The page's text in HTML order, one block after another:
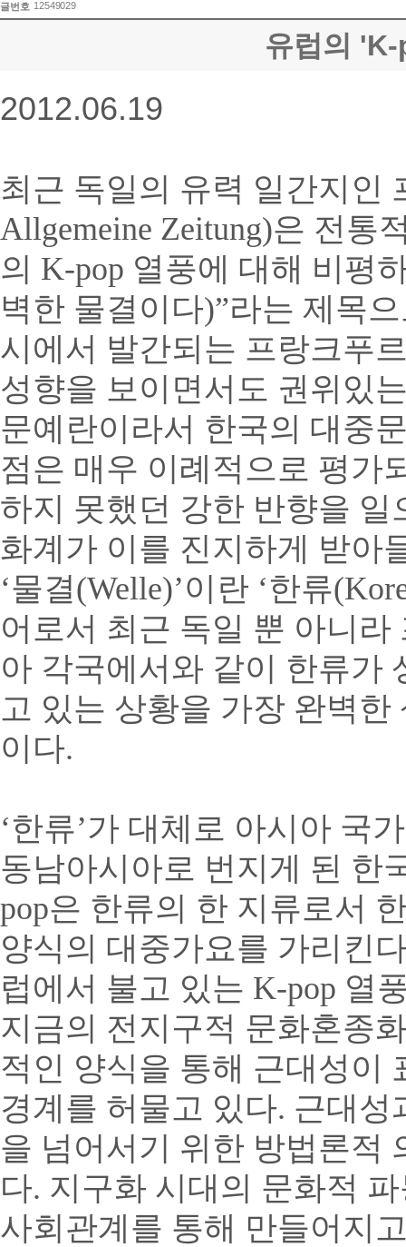
글번호 12549029
유럽의
2012.06.19
최근 독일의 유력 일간지인
Allgemeine Zeitung)은 전
의 K-pop 열풍에 대해 비평
벽한 물결이다)”라는 제목
시에서 발간되는 프랑크푸
성향을 보이면서도 권위있
문예란이라서 한국의 대중
점은 매우 이례적으로 평가
하지 못했던 강한 반향을
화계가 이를 진지하게 받아
‘물결(Welle)’이란 ‘한류
어로서 최근 독일 뿐 아니
아 각국에서와 같이 한류가
고 있는 상황을 가장 완벽
이다.
‘한류’가 대체로 아시아 국
동남아시아로 번지게 된 한
pop은 한류의 한 지류로서
양식의 대중가요를 가리킨
럽에서 불고 있는 K-pop 열
지금의 전지구적 문화혼종
적인 양식을 통해 근대성이
경계를 허물고 있다. 근대
을 넘어서기 위한 방법론적
다. 지구화 시대의 문화적
사회관계를 통해 만들어지